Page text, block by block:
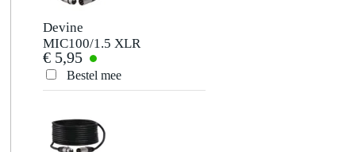
Devine
MIC100/1.5 XLR
microfoon- en
signaalkabel 1.5
meter
€ 5,95
Bestel mee